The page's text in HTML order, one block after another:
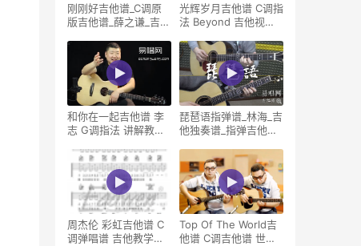
刚刚好吉他谱_C调原
版吉他谱_薛之谦_吉他
光辉岁月吉他谱 C调指
法 Beyond 吉他视频
和你在一起吉他谱 李
志 G调指法 讲解教学
琵琶语指弹谱_林海_吉
他独奏谱_指弹吉他教
周杰伦 彩虹吉他谱 C
调弹唱谱 吉他教学视
Top Of The World吉
他谱 C调吉他谱 世界